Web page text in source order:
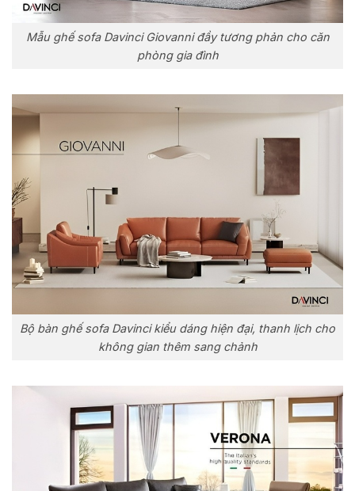
Mẫu ghế sofa Davinci Giovanni đầy tương phản cho căn
phòng gia đình
Bộ bàn ghế sofa Davinci kiểu dáng hiện đại, thanh lịch cho
không gian thêm sang chảnh